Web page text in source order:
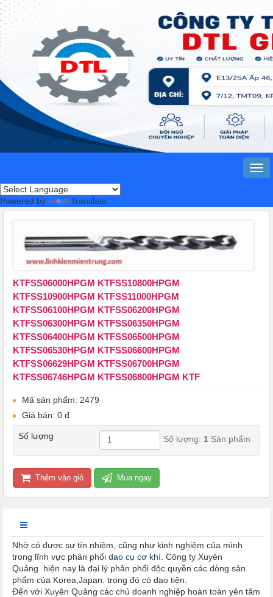
Powered by Translate
KTFSS06000HPGM ​​​​​​​KTFSS10800HPGM
KTFSS10900HPGM KTFSS11000HPGM
KTFSS06100HPGM KTFSS06200HPGM
KTFSS06300HPGM KTFSS06350HPGM
KTFSS06400HPGM KTFSS06500HPGM
KTFSS06530HPGM KTFSS06600HPGM
KTFSS06629HPGM KTFSS06700HPGM
KTFSS06746HPGM KTFSS06800HPGM KTF
Mã sản phẩm: 2479
Giá bán: 0 đ
Số lượng Số lượng: 1 Sản phẩm
Thêm vào giỏ Mua ngay
Nhờ có được sự tín nhiệm, cũng như kinh nghiệm của mình
trong lĩnh vực phân phối dao cụ cơ khí . Công ty Xuyên
Quảng hiện nay là đại lý phân phối độc quyền các dòng sản
phẩm của Korea,Japan. trong đó có dao tiện.
Đến với Xuyên Quảng các chủ doanh nghiệp hoàn toàn yên tâm